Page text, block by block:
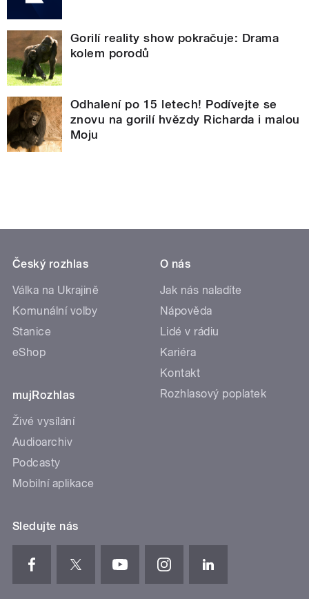
Gorilí reality show pokračuje: Drama
kolem porodů
Odhalení po 15 letech! Podívejte se
znovu na gorilí hvězdy Richarda i malou
Moju
Český rozhlas
Válka na Ukrajině
Komunální volby
Stanice
eShop
mujRozhlas
Živé vysílání
Audioarchiv
Podcasty
Mobilní aplikace
O nás
Jak nás naladíte
Nápověda
Lidé v rádiu
Kariéra
Kontakt
Rozhlasový poplatek
Sledujte nás